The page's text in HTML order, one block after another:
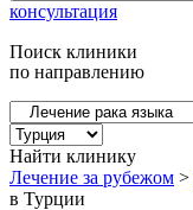
консультация
Поиск клиники
по направлению
Найти клинику
Лечение за рубежом >
в Турции